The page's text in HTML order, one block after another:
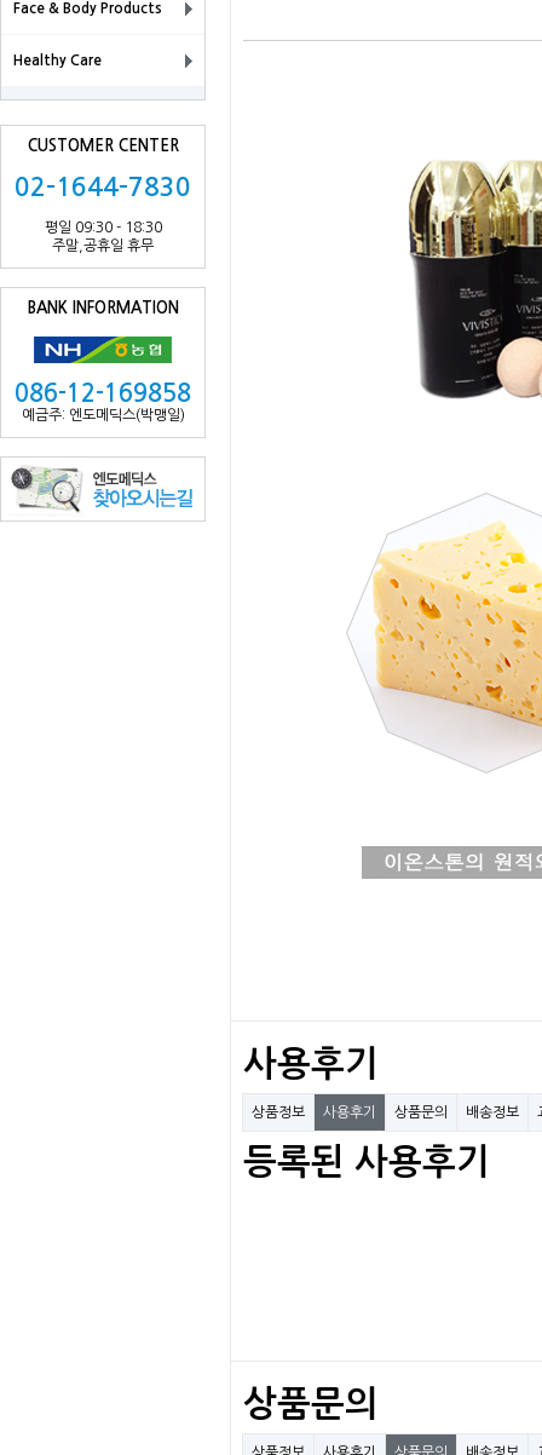
Face & Body Products
Healthy Care
CUSTOMER CENTER
02-1644-7830
평일 09:30 - 18:30
주말,공휴일 휴무
BANK INFORMATION
086-12-169858
예금주: 엔도메딕스(박맹일)
사용후기
상품정보 사용후기 상품문의 배송정보
등록된 사용후기
상품문의
상품정보 사용후기 상품문의 배송정보